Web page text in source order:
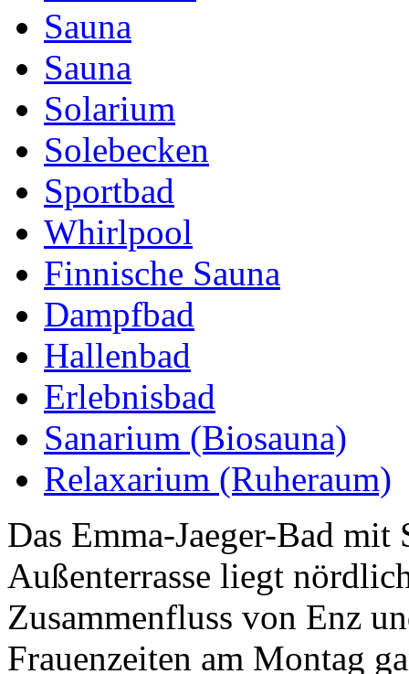
Sauna
Sauna
Solarium
Solebecken
Sportbad
Whirlpool
Finnische Sauna
Dampfbad
Hallenbad
Erlebnisbad
Sanarium (Biosauna)
Relaxarium (Ruheraum)
Das Emma-Jaeger-Bad mit
Außenterrasse liegt
Zusammenfluss von Enz
Frauenzeiten am Montag